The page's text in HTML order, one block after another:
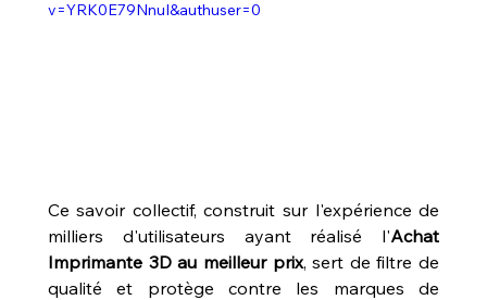
v=YRK0E79NnuI&authuser=0
Ce savoir collectif, construit sur l'expérience de
milliers d'utilisateurs ayant réalisé l'Achat
Imprimante 3D au meilleur prix, sert de filtre de
qualité et protège contre les marques de